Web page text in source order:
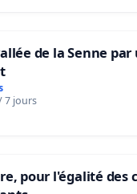
de la Senne
7 jours
pour l'égalité des